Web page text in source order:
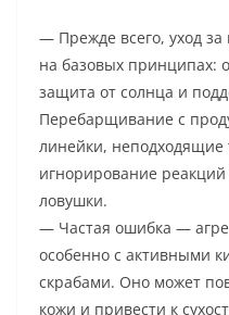
— Прежде всего, уход за
на базовых принципах:
защита от солнца и
Перебарщивание с
линейки,
игнорирование
ловушки.
— Частая ошибка —
особенно с активными
скрабами. Оно может
кожи и привести к